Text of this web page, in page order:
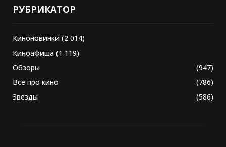
РУБРИКАТОР
Киноновинки (2 014)
Киноафиша (1 119)
Обзоры
(947)
Все про кино
(786)
Звезды
(586)